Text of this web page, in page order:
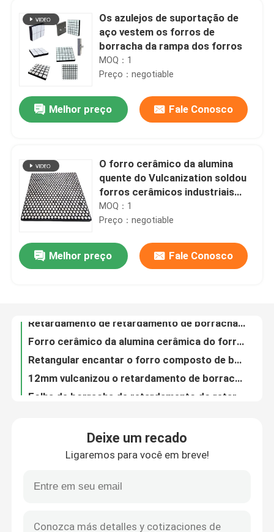
Casa
Produtos
Vídeos
Forro cerâmico do desgaste
Forro cerâmico da alumina
Os azulejos de suportação de
aço vestem os forros de
borracha da rampa dos forros
MOQ：1
Preço：negotiable
Melhor preço Fale Conosco
O forro cerâmico da alumina
quente do Vulcanization soldou
forros cerâmicos industriais
para o mineral
MOQ：1
Preço：negotiable
Melhor preço Fale Conosco
Deixe um recado
Ligaremos para você em breve!